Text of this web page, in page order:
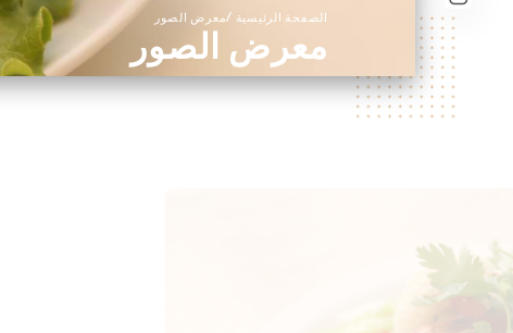
الصفحة الرئيسية /معرض الصور
معرض الصور